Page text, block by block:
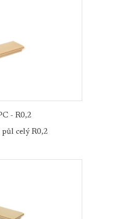
- R0,2
celý R0,2